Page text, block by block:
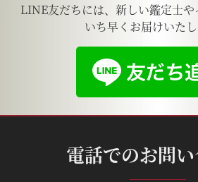
LINE友だちには、新しい鑑定士
いち早くお届けいたし
電話でのお問